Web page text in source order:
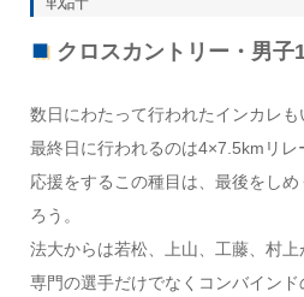
クロスカントリー・男子
数日にわたって行われたインカレも
最終日に行われるのは4×7.5kmリレ
応援をするこの種目は、最後をし
ろう。
法大からは若松、上山、工藤、村
専門の選手だけでなくコンバイン